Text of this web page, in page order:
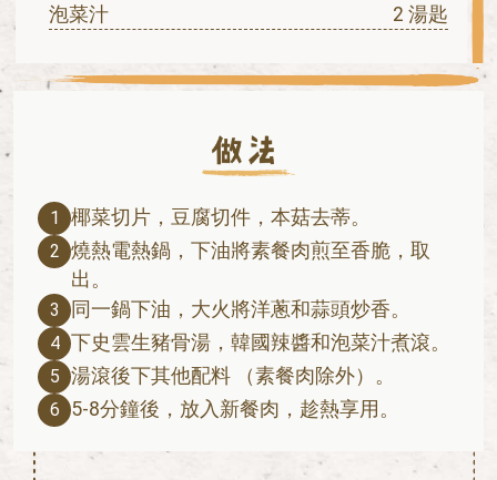
泡菜汁
2 湯匙
1 椰菜切片，豆腐切件，本菇去蒂。
2 燒熱電熱鍋，下油將素餐肉煎至香脆，取
出。
3 同一鍋下油，大火將洋蔥和蒜頭炒香。
4 下史雲生豬骨湯，韓國辣醬和泡菜汁煮滾。
5 湯滾後下其他配料 （素餐肉除外）。
6 5-8分鐘後，放入新餐肉，趁熱享用。